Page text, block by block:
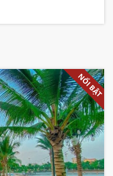
NỔI BẬT